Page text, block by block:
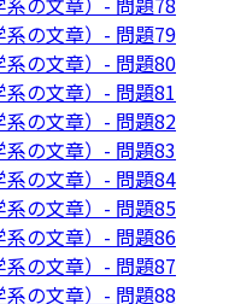
の文章）- 問題79
の文章）- 問題80
の文章）- 問題81
の文章）- 問題82
の文章）- 問題83
の文章）- 問題84
の文章）- 問題85
の文章）- 問題86
の文章）- 問題87
の文章）- 問題88